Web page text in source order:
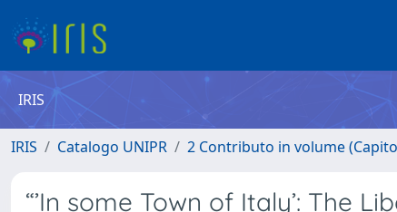
IRIS
IRIS Catalogo UNIPR 2 Contributo in volume
“’In some Town of Italy’: The